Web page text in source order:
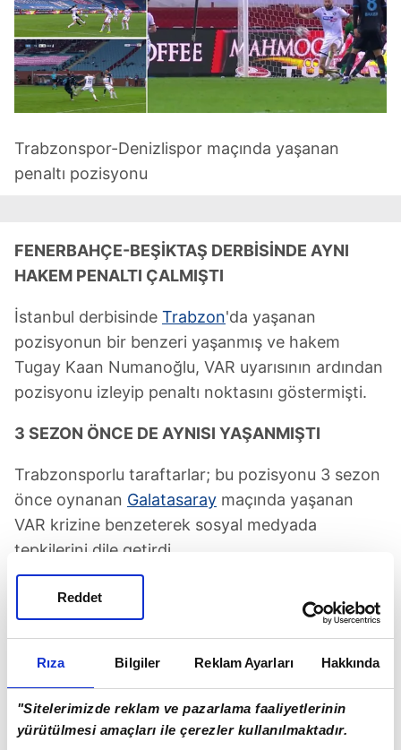
Rıza Bilgiler Reklam Ayarları Hakkında
"Sitelerimizde reklam ve pazarlama faaliyetlerinin
yürütülmesi amaçları ile çerezler kullanılmaktadır.
Reddet
Trabzonspor-Denizlispor maçında yaşanan
penaltı pozisyonu
FENERBAHÇE-BEŞİKTAŞ DERBİSİNDE AYNI
HAKEM PENALTI ÇALMIŞTI
İstanbul derbisinde Trabzon'da yaşanan
pozisyonun bir benzeri yaşanmış ve hakem
Tugay Kaan Numanoğlu, VAR uyarısının ardından
pozisyonu izleyip penaltı noktasını göstermişti.
3 SEZON ÖNCE DE AYNISI YAŞANMIŞTI
Trabzonsporlu taraftarlar; bu pozisyonu 3 sezon
önce oynanan Galatasaray maçında yaşanan
VAR krizine benzeterek sosyal medyada
tepkilerini dile getirdi.
Trabzonspor-Denizlispor maçının VAR odasında
Mustafa Öğretmenoğlu görev yapıyor.